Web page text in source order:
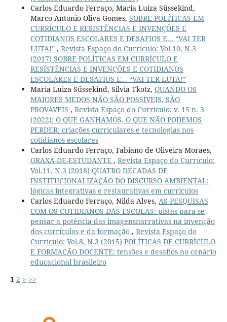
Carlos Eduardo Ferraço, Maria Luiza Süssekind,
Marco Antonio Oliva Gomes, SOBRE POLÍTICAS EM
CURRÍCULO E RESISTÊNCIAS E INVENÇÕES E
COTIDIANOS ESCOLARES E DESAFIOS E... “VAI TER
LUTA!” , Revista Espaço do Currículo: Vol.10, N.3
(2017) SOBRE POLÍTICAS EM CURRÍCULO E
RESISTÊNCIAS E INVENÇÕES E COTIDIANOS
ESCOLARES E DESAFIOS E... “VAI TER LUTA!”
Maria Luiza Süssekind, Silvia Tkotz, QUANDO OS
MAIORES MEDOS NÃO SÃO POSSÍVEIS, SÃO
PROVÁVEIS , Revista Espaço do Currículo: v. 15 n. 3
(2022): O QUE GANHAMOS, O QUE NÃO PODEMOS
PERDER: criações curriculares e tecnologias nos
cotidianos escolares
Carlos Eduardo Ferraço, Fabiano de Oliveira Moraes,
GRAXA-DE-ESTUDANTE , Revista Espaço do Currículo:
Vol.11, N.3 (2018) QUATRO DÉCADAS DE
INSTITUCIONALIZAÇÃO DO DISCURSO AMBIENTAL:
lógicas integrativas e restaurativas em currículos
Carlos Eduardo Ferraço, Nilda Alves, AS PESQUISAS
COM OS COTIDIANOS DAS ESCOLAS: pistas para se
pensar a potência das imagensnarrativas na invenção
dos currículos e da formação , Revista Espaço do
Currículo: Vol.8, N.3 (2015) POLÍTICAS DE CURRÍCULO
E FORMAÇÃO DOCENTE: tensões e desafios no cenário
educacional brasileiro
1 2 > >>